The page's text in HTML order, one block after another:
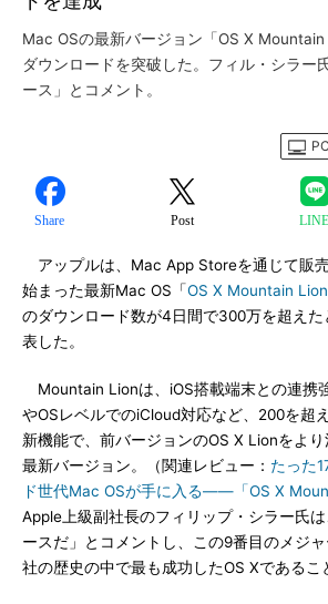
Mac OSの最新バージョン「OS X
ダウンロードを突破した。フィル・シラー
ース」とコメント。
Share Post LINE
アップルは、Mac App Storeを通じて販
始まった最新Mac OS「OS X Mountain Lion
のダウンロード数が4日間で300万を超えた
表した。
Mountain Lionは、iOS搭載端末との連携
やOSレベルでのiCloud対応など、200を超
新機能で、前バージョンのOS X Lionをよ
最新バージョン。（関連レビュー： たった
ド世代Mac OSが手に入る――「OS X
Apple上級副社長のフィリップ・シラー氏
ースだ」とコメントし、この9番目のメジ
社の歴史の中で最も成功したOS Xであるこ